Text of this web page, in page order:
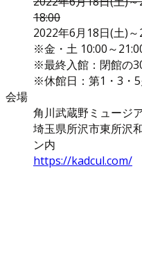
18:00
2022年6月18日(土)
※金・土 10:00～
※最終入館：閉館の
※休館日：第1・3・5
会場
角川武蔵野ミュージ
埼玉県所沢市東所沢
ン内
https://kadcul.com/